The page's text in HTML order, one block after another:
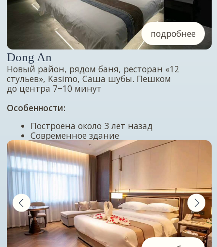
до семейных до 4-х человек)
Вкусные и сытные завтраки включены
Система умного управления номером
Подойдет тем, кто ценит чистоту, стиль
и спокойный отдых
Цена тура в Жаохэ
Мини-отпуск с трансфером, проживанием,
страховкой и сопровождением —
чем выходные в России
что входит в стоимость?
2 ночи от 8 300 ₽
3 ночи
от 13 700 ₽
5 ночей от 16 400 ₽
Цена на 1 человека при 2−3-местном размещении.
В связи с повышением стоимости на гостиницы прайс
может меняться
оставить заявку полный прайс
больше ночей по запросу